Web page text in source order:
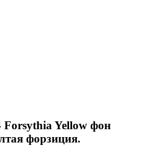
Forsythia Yellow фон
форзиция.